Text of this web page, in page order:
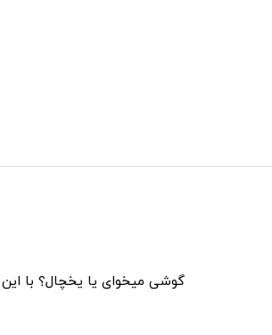
گوشی میخوای یا یخچال؟ با این